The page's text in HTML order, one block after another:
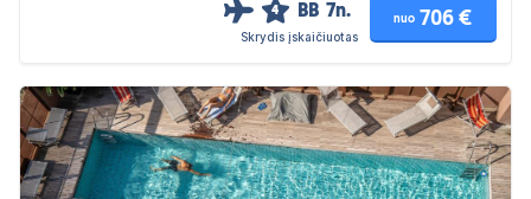
4 BB 7n.
Skrydis įskaičiuotas
nuo 706 €